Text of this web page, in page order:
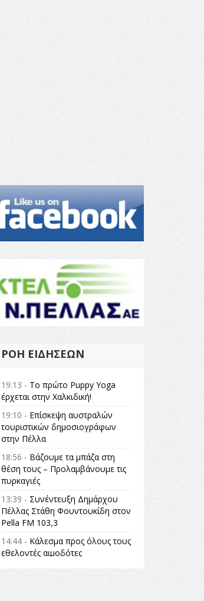
ΡΟΉ ΕΙΔΉΣΕΩΝ
19:13 - Το πρώτο Puppy Yoga
έρχεται στην Χαλκιδική!
19:10 - Επίσκεψη αυστραλών
τουριστικών δημοσιογράφων
στην Πέλλα
18:56 - Βάζουμε τα μπάζα στη
θέση τους – Προλαμβάνουμε τις
πυρκαγιές
13:39 - Συνέντευξη Δημάρχου
Πέλλας Στάθη Φουντουκίδη στον
Pella FM 103,3
14:44 - Κάλεσμα προς όλους τους
εθελοντές αιμοδότες
14:23 -Όλη η Ελλάδα ένας
πολιτισμός Μουσική
εγκατάσταση Πόλεμος και